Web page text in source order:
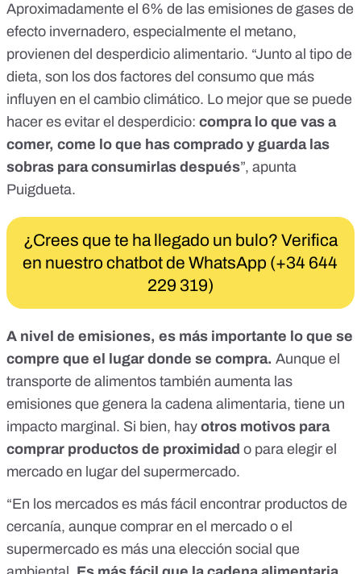
Aproximadamente el 6% de las emisiones de gases de
efecto invernadero, especialmente el metano,
provienen del desperdicio alimentario. “Junto al tipo de
dieta, son los dos factores del consumo que más
influyen en el cambio climático. Lo mejor que se puede
hacer es evitar el desperdicio: compra lo que vas a
comer, come lo que has comprado y guarda las
sobras para consumirlas después”, apunta
Puigdueta.
¿Crees que te ha llegado un bulo? Verifica
en nuestro chatbot de WhatsApp (+34 644
229 319)
A nivel de emisiones, es más importante lo que se
compre que el lugar donde se compra. Aunque el
transporte de alimentos también aumenta las
emisiones que genera la cadena alimentaria, tiene un
impacto marginal . Si bien, hay otros motivos para
comprar productos de proximidad o para elegir el
mercado en lugar del supermercado.
“En los mercados es más fácil encontrar productos de
cercanía, aunque comprar en el mercado o el
supermercado es más una elección social que